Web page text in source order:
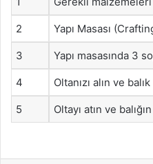
2 Yapı Masası
3 Yapı masasında 3
4 Oltanızı alın ve
5 Oltayı atın ve